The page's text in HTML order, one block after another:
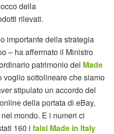
della
rilevati.
importante della strategia
– ha affermato il Ministro
patrimonio del Made
voglio sottolineare che siamo
stipulato un accordo del
della portata di eBay,
mondo. E i numeri ci
160 i falsi Made in Italy